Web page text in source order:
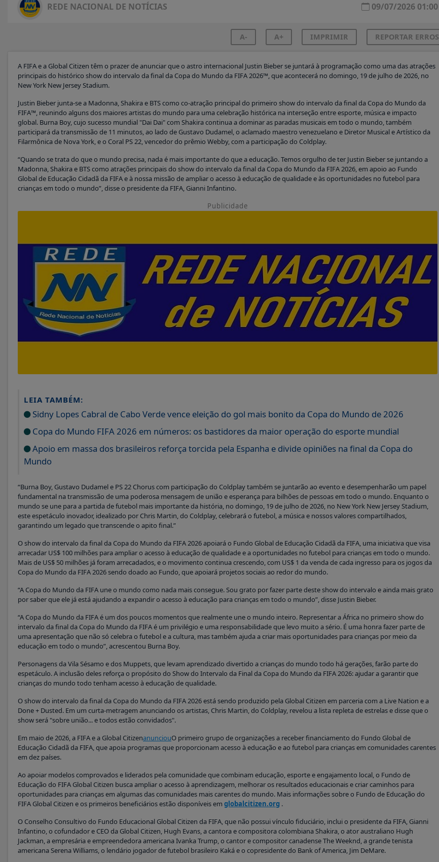
REDE NACIONAL DE NOTÍCIAS 09/07/2026 01:00
A- A+ IMPRIMIR REPORTAR ERROS
A FIFA e a Global Citizen têm o prazer de anunciar que o astro internacional Justin Bieber se juntará à programação como uma das atrações
principais do histórico show do intervalo da final da Copa do Mundo da FIFA 2026™, que acontecerá no domingo, 19 de julho de 2026, no
New York New Jersey Stadium.
Justin Bieber junta-se a Madonna, Shakira e BTS como co-atração principal do primeiro show do intervalo da final da Copa do Mundo da
FIFA™, reunindo alguns dos maiores artistas do mundo para uma celebração histórica na interseção entre esporte, música e impacto
global. Burna Boy, cujo sucesso mundial "Dai Dai" com Shakira continua a dominar as paradas musicais em todo o mundo, também
participará da transmissão de 11 minutos, ao lado de Gustavo Dudamel, o aclamado maestro venezuelano e Diretor Musical e Artístico da
Filarmônica de Nova York, e o Coral PS 22, vencedor do prêmio Webby, com a participação do Coldplay.
“Quando se trata do que o mundo precisa, nada é mais importante do que a educação. Temos orgulho de ter Justin Bieber se juntando a
Madonna, Shakira e BTS como atrações principais do show do intervalo da final da Copa do Mundo da FIFA 2026, em apoio ao Fundo
Global de Educação Cidadã da FIFA e à nossa missão de ampliar o acesso à educação de qualidade e às oportunidades no futebol para
crianças em todo o mundo”, disse o presidente da FIFA, Gianni Infantino.
Publicidade
LEIA TAMBÉM:
Sidny Lopes Cabral de Cabo Verde vence eleição do gol mais bonito da Copa do Mundo de 2026
Copa do Mundo FIFA 2026 em números: os bastidores da maior operação do esporte mundial
Apoio em massa dos brasileiros reforça torcida pela Espanha e divide opiniões na final da Copa do
Mundo
“Burna Boy, Gustavo Dudamel e PS 22 Chorus com participação do Coldplay também se juntarão ao evento e desempenharão um papel
fundamental na transmissão de uma poderosa mensagem de união e esperança para bilhões de pessoas em todo o mundo. Enquanto o
mundo se une para a partida de futebol mais importante da história, no domingo, 19 de julho de 2026, no New York New Jersey Stadium,
este espetáculo inovador, idealizado por Chris Martin, do Coldplay, celebrará o futebol, a música e nossos valores compartilhados,
garantindo um legado que transcende o apito final.”
O show do intervalo da final da Copa do Mundo da FIFA 2026 apoiará o Fundo Global de Educação Cidadã da FIFA, uma iniciativa que visa
arrecadar US$ 100 milhões para ampliar o acesso à educação de qualidade e a oportunidades no futebol para crianças em todo o mundo.
Mais de US$ 50 milhões já foram arrecadados, e o movimento continua crescendo, com US$ 1 da venda de cada ingresso para os jogos da
Copa do Mundo da FIFA 2026 sendo doado ao Fundo, que apoiará projetos sociais ao redor do mundo.
“A Copa do Mundo da FIFA une o mundo como nada mais consegue. Sou grato por fazer parte deste show do intervalo e ainda mais grato
por saber que ele já está ajudando a expandir o acesso à educação para crianças em todo o mundo”, disse Justin Bieber.
“A Copa do Mundo da FIFA é um dos poucos momentos que realmente une o mundo inteiro. Representar a África no primeiro show do
intervalo da final da Copa do Mundo da FIFA é um privilégio e uma responsabilidade que levo muito a sério. É uma honra fazer parte de
uma apresentação que não só celebra o futebol e a cultura, mas também ajuda a criar mais oportunidades para crianças por meio da
educação em todo o mundo”, acrescentou Burna Boy.
Personagens da Vila Sésamo e dos Muppets, que levam aprendizado divertido a crianças do mundo todo há gerações, farão parte do
espetáculo. A inclusão deles reforça o propósito do Show do Intervalo da Final da Copa do Mundo da FIFA 2026: ajudar a garantir que
crianças do mundo todo tenham acesso à educação de qualidade.
O show do intervalo da final da Copa do Mundo da FIFA 2026 está sendo produzido pela Global Citizen em parceria com a Live Nation e a
Done + Dusted. Em um curta-metragem anunciando os artistas, Chris Martin, do Coldplay, revelou a lista repleta de estrelas e disse que o
show será "sobre união... e todos estão convidados".
Em maio de 2026, a FIFA e a Global CitizenanunciouO primeiro grupo de organizações a receber financiamento do Fundo Global de
Educação Cidadã da FIFA, que apoia programas que proporcionam acesso à educação e ao futebol para crianças em comunidades carentes
em dez países.
Ao apoiar modelos comprovados e liderados pela comunidade que combinam educação, esporte e engajamento local, o Fundo de
Educação do FIFA Global Citizen busca ampliar o acesso à aprendizagem, melhorar os resultados educacionais e criar caminhos para
oportunidades para crianças em algumas das comunidades mais carentes do mundo. Mais informações sobre o Fundo de Educação do
FIFA Global Citizen e os primeiros beneficiários estão disponíveis em globalcitizen.org .
O Conselho Consultivo do Fundo Educacional Global Citizen da FIFA, que não possui vínculo fiduciário, inclui o presidente da FIFA, Gianni
Infantino, o cofundador e CEO da Global Citizen, Hugh Evans, a cantora e compositora colombiana Shakira, o ator australiano Hugh
Jackman, a empresária e empreendedora americana Ivanka Trump, o cantor e compositor canadense The Weeknd, a grande tenista
americana Serena Williams, o lendário jogador de futebol brasileiro Kaká e o copresidente do Bank of America, Jim DeMare.